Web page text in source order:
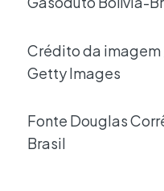
Crédito da imagem
Getty Images
Fonte Douglas
Brasil